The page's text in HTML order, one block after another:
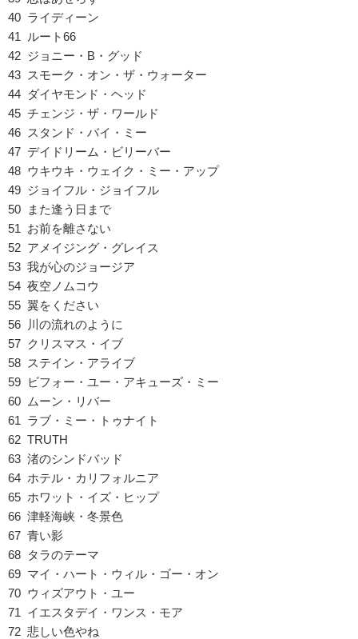
40 ライディーン
41 ルート66
42 ジョニー・B・グッド
43 スモーク・オン・ザ・ウォーター
44 ダイヤモンド・ヘッド
45 チェンジ・ザ・ワールド
46 スタンド・バイ・ミー
47 デイドリーム・ビリーバー
48 ウキウキ・ウェイク・ミー・アップ
49 ジョイフル・ジョイフル
50 また逢う日まで
51 お前を離さない
52 アメイジング・グレイス
53 我が心のジョージア
54 夜空ノムコウ
55 翼をください
56 川の流れのように
57 クリスマス・イブ
58 ステイン・アライブ
59 ビフォー・ユー・アキューズ・ミー
60 ムーン・リバー
61 ラブ・ミー・トゥナイト
62 TRUTH
63 渚のシンドバッド
64 ホテル・カリフォルニア
65 ホワット・イズ・ヒップ
66 津軽海峡・冬景色
67 青い影
68 タラのテーマ
69 マイ・ハート・ウィル・ゴー・オン
70 ウィズアウト・ユー
71 イエスタデイ・ワンス・モア
72 悲しい色やね